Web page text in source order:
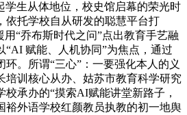
学生从体地位，校史馆启幕的荣光时
依托学校自从研发的聪慧平台打
用“乔布斯时代之问”点出教育手艺融
“AI 赋能、人机协同”为焦点，通过
。所谓“三心”：一要强化本人的义
培训核心从办、姑苏市教育科学研究
校承办的“摸索AI赋能讲堂新路子，
裕外语学校红颜教员执教的初一地舆